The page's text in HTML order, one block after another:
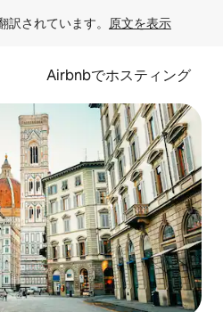
されています。 原文を表示
Airbnbでホスティング